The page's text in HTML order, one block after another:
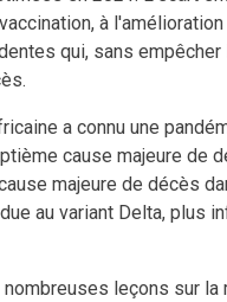
à
qui, sans
a connu une
cause majeure de
majeure de décès
au variant Delta, plus
leçons sur la